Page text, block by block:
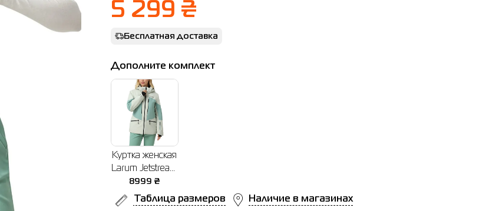
5 299 ₴
Бесплатная доставка
Дополните комплект
Куртка женская
Larum Jetstream
зеленая
555076-310
8999 ₴
Наличие в магазинах
Таблица размеров